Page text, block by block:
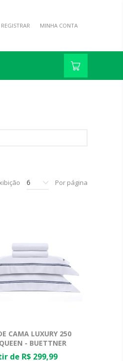
REGISTRAR MINHA CONTA
6 Por página
CAMA LUXURY 250
- BUETTNER
de R$ 299,99